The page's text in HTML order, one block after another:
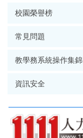
校園榮譽榜
常見問題
教學務系統操作集錦
資訊安全